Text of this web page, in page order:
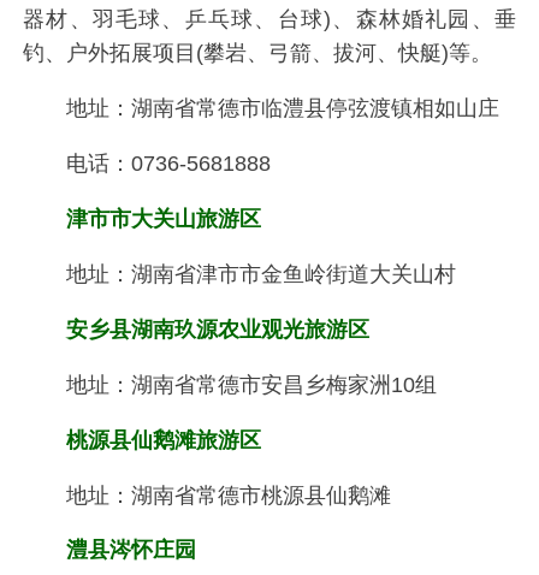
器材、羽毛球、乒乓球、台球)、森林婚礼园、垂
钓、户外拓展项目(攀岩、弓箭、拔河、快艇)等。
地址：湖南省常德市临澧县停弦渡镇相如山庄
电话：0736-5681888
津市市大关山旅游区
地址：湖南省津市市金鱼岭街道大关山村
安乡县湖南玖源农业观光旅游区
地址：湖南省常德市安昌乡梅家洲10组
桃源县仙鹅滩旅游区
地址：湖南省常德市桃源县仙鹅滩
澧县涔怀庄园